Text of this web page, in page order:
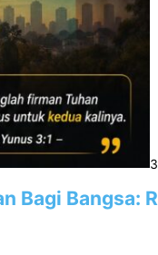
3
Bagi Bangsa: